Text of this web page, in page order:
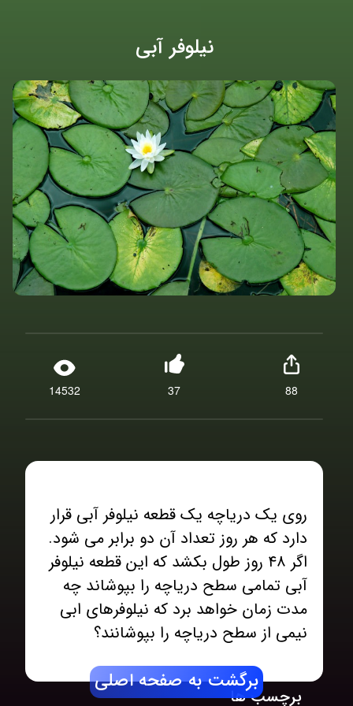
نیلوفر آبی
14532 37 88
روی یک دریاچه یک قطعه نیلوفر آبی قرار
دارد که هر روز تعداد آن دو برابر می شود.
اگر ۴۸ روز طول بکشد که این قطعه نیلوفر
آبی تمامی سطح دریاچه را بپوشاند چه
مدت زمان خواهد برد که نیلوفرهای ابی
نیمی از سطح دریاچه را بپوشانند؟
برچسب ها
برگشت به صفحه اصلی